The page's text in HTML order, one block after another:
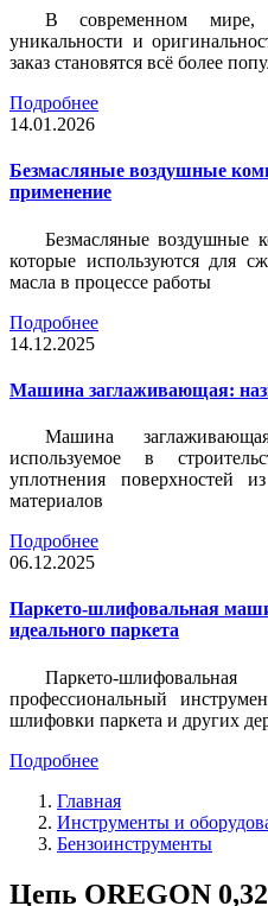
В современном
уникальности и
заказ становятся всё более
Подробнее
14.01.2026
Безмасляные воздушные
применение
Безмасляные воздушные
которые используются для
масла в процессе работы
Подробнее
14.12.2025
Машина заглаживающая:
Машина
используемое в
уплотнения поверхностей
материалов
Подробнее
06.12.2025
Паркето-шлифовальная
идеального паркета
Паркето-
профессиональный
шлифовки паркета и других
Подробнее
Главная
Инструменты и
Бензоинструменты
Цепь OREGON